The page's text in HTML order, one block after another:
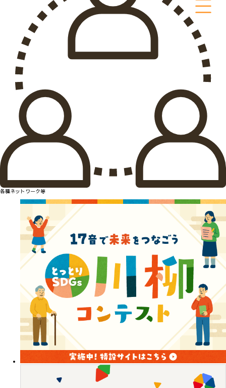
各種ネットワーク等